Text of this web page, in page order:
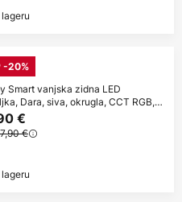
-20%
Smart vanjska zidna LED
Dara, siva, okrugla, CCT RGB,
€
€